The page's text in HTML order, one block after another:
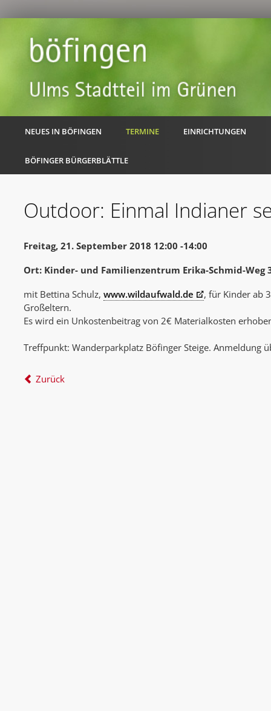
NEUES IN BÖFINGEN TERMINE EINRICHTUNGEN
BÖFINGER BÜRGERBLÄTTLE
Outdoor: Einmal Indianer
Freitag, 21. September 2018 12:00 -14:00
Ort: Kinder- und Familienzentrum Erika-Schmid-Weg
mit Bettina Schulz,www.wildaufwald.de
, für Kinder ab
Großeltern.
Es wird ein Unkostenbeitrag von 2€ Materialkosten
Treffpunkt: Wanderparkplatz Böfinger Steige. Anmeldung
Zurück